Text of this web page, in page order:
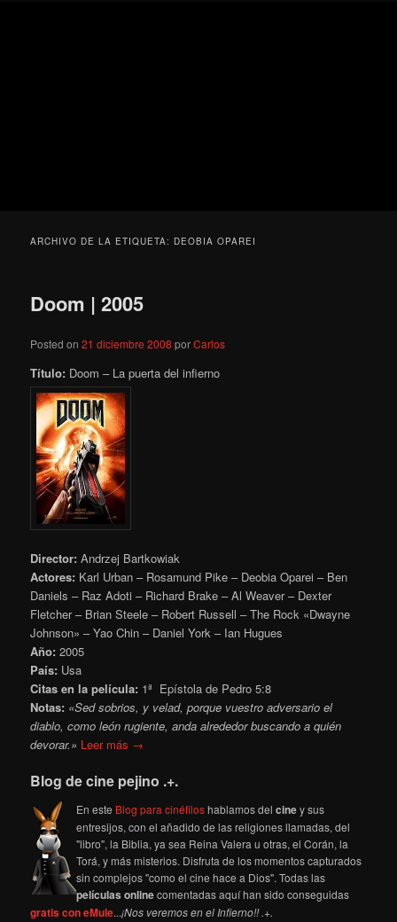
ARCHIVO DE LA ETIQUETA: DEOBIA OPAREI
Doom | 2005
Posted on21 diciembre 2008 porCarlos
Título: Doom – La puerta del infierno
Director: Andrzej Bartkowiak
Actores: Karl Urban – Rosamund Pike – Deobia Oparei – Ben
Daniels – Raz Adoti – Richard Brake – Al Weaver – Dexter
Fletcher – Brian Steele – Robert Russell – The Rock «Dwayne
Johnson» – Yao Chin – Daniel York – Ian Hugues
Año: 2005
País: Usa
Citas en la película: 1ª Epístola de Pedro 5:8
Notas: «Sed sobrios, y velad, porque vuestro adversario el
diablo, como león rugiente, anda alrededor buscando a quién
devorar.» Leer más →
Blog de cine pejino .+.
En este Blog para cinéfiloshablamos delciney sus
entresijos, con el añadido de las religiones llamadas, del
"libro", la Biblia, ya sea Reina Valera u otras, el Corán, la
Torá, y más misterios. Disfruta de los momentos capturados
sin complejos "como el cine hace a Dios". Todas las
películas onlinecomentadas aquí han sido conseguidas
gratis con eMule...¡Nos veremos en el Infierno!! .+.